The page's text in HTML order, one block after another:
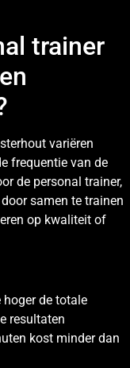
trainer
variëren
frequentie van de
de personal trainer,
samen te trainen
op kwaliteit of
hoger de totale
resultaten
kost minder dan